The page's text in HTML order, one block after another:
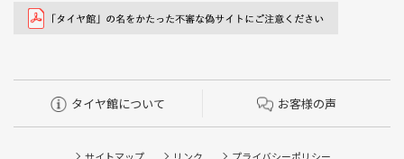
タイヤ館について お客様の声